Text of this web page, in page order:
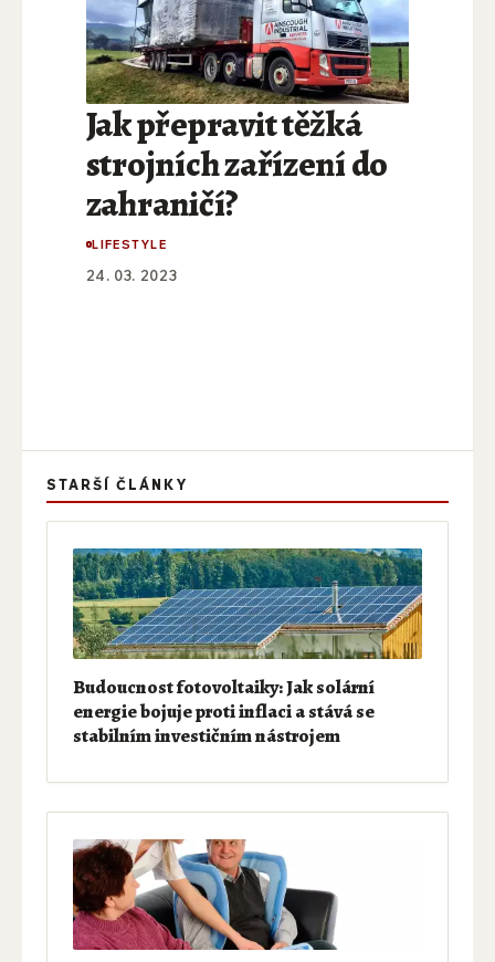
Jak přepravit těžká
strojních zařízení do
zahraničí?
LIFESTYLE
24. 03. 2023
STARŠÍ ČLÁNKY
Budoucnost fotovoltaiky: Jak solární
energie bojuje proti inflaci a stává se
stabilním investičním nástrojem